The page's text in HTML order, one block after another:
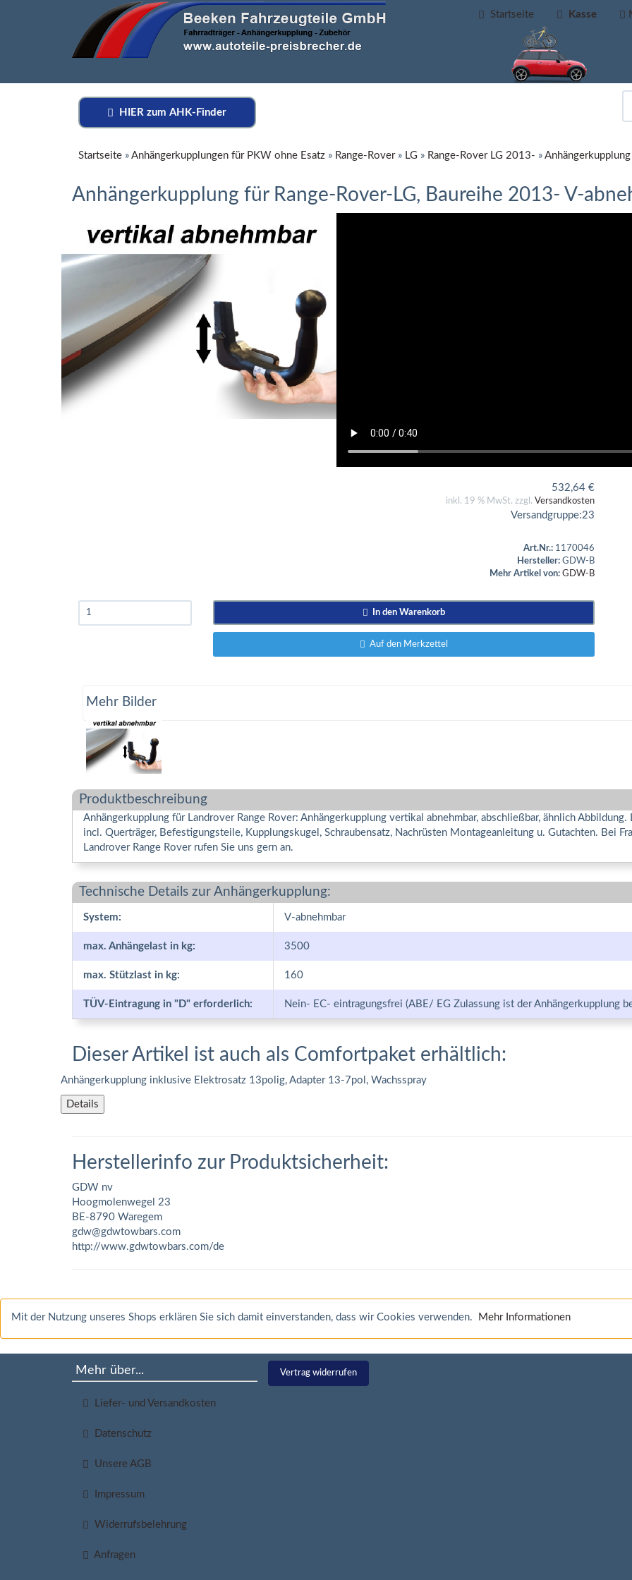
Startseite Kasse
HIER zum AHK-Finder
Startseite » Anhängerkupplungen für PKW ohne Esatz » Range-Rover» LG » Range-Rover LG 2013- »
Anhängerkupplung für Range-Rover-LG, Baureihe 2013- V-
532,64 €
inkl. 19 % MwSt. zzgl. Versandkosten
Versandgruppe:23
Art.Nr.: 1170046
Hersteller: GDW-B
Mehr Artikel von: GDW-B
In den Warenkorb
Auf den Merkzettel
Mehr Bilder
Produktbeschreibung
Anhängerkupplung für Landrover Range Rover: Anhängerkupplung vertikal abnehmbar, abschließbar, ähnlich
incl. Querträger, Befestigungsteile, Kupplungskugel, Schraubensatz, Nachrüsten Montageanleitung u. Gutachten. Bei
Landrover Range Rover rufen Sie uns gern an.
Technische Details zur Anhängerkupplung:
System: V-abnehmbar
max. Anhängelast in kg: 3500
max. Stützlast in kg: 160
TÜV-Eintragung in "D" erforderlich: Nein- EC- eintragungsfrei (ABE/ EG Zulassung ist der Anhängerkupplung
Dieser Artikel ist auch als Comfortpaket erhältlich:
Anhängerkupplung inklusive Elektrosatz 13polig, Adapter 13-7pol, Wachsspray
Details
Herstellerinfo zur Produktsicherheit:
GDW nv
Hoogmolenwegel 23
BE-8790 Waregem
gdw@gdwtowbars.com
http://www.gdwtowbars.com/de
Mit der Nutzung unseres Shops erklären Sie sich damit einverstanden, dass wir Cookies verwenden. Mehr Informationen
Mehr über...
Liefer- und Versandkosten
Datenschutz
Unsere AGB
Impressum
Widerrufsbelehrung
Anfragen
Vertrag widerrufen